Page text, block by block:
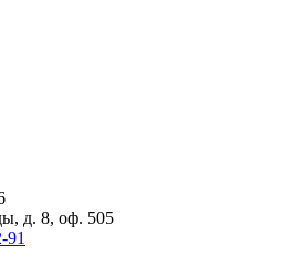
д. 8, оф. 505
91